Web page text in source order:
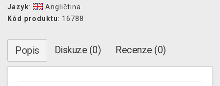
Jazyk:
Angličtina
Kód produktu: 16788
Popis Diskuze (0) Recenze (0)